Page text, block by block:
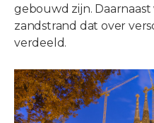
gebouwd zijn.
zandstrand dat over
verdeeld.